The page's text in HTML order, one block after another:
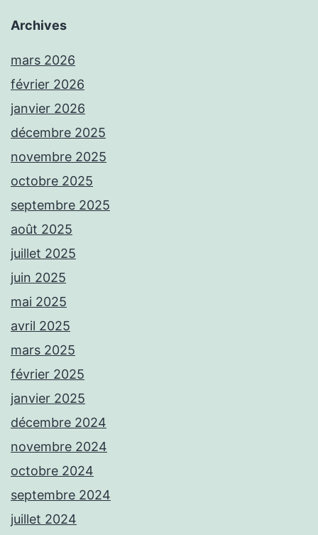
Archives
mars 2026
février 2026
janvier 2026
décembre 2025
novembre 2025
octobre 2025
septembre 2025
août 2025
juillet 2025
juin 2025
mai 2025
avril 2025
mars 2025
février 2025
janvier 2025
décembre 2024
novembre 2024
octobre 2024
septembre 2024
juillet 2024